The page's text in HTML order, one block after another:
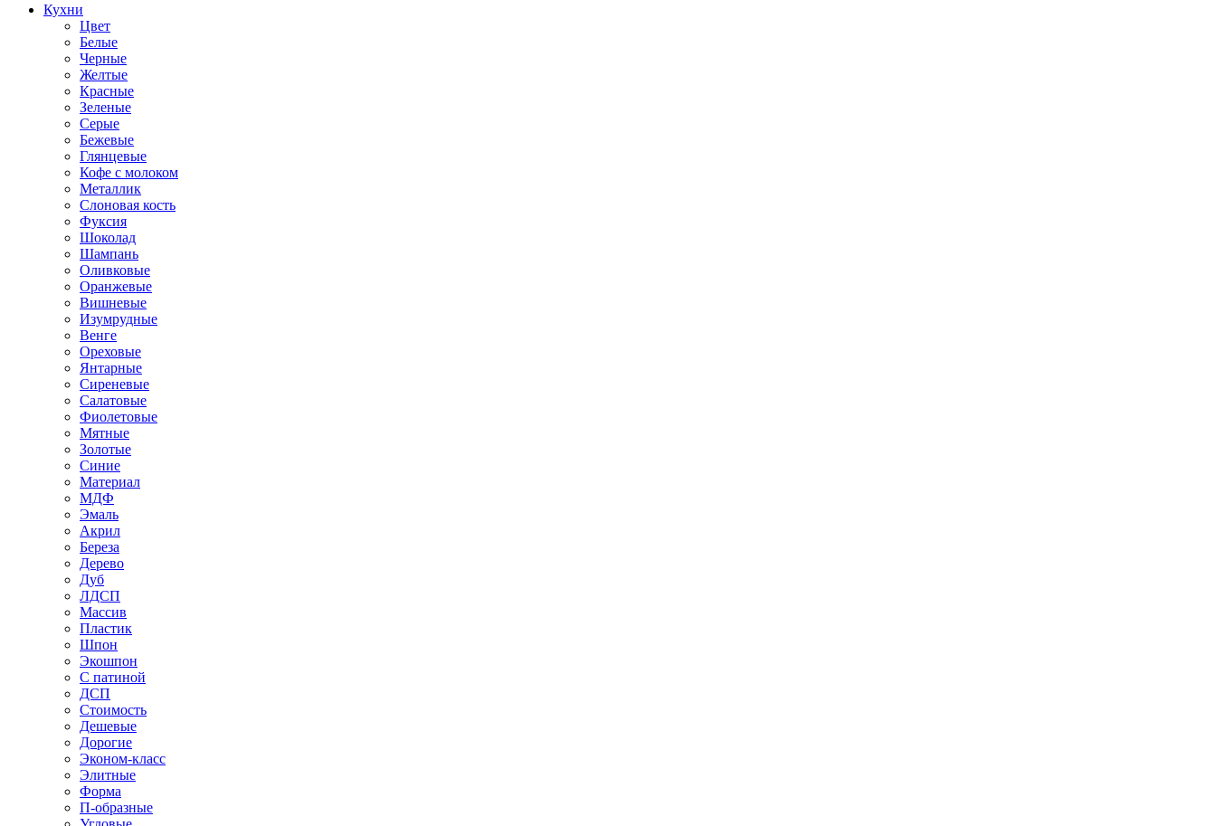
Кухни
Цвет
Белые
Черные
Желтые
Красные
Зеленые
Серые
Бежевые
Глянцевые
Кофе с молоком
Металлик
Слоновая кость
Фуксия
Шоколад
Шампань
Оливковые
Оранжевые
Вишневые
Изумрудные
Венге
Ореховые
Янтарные
Сиреневые
Салатовые
Фиолетовые
Мятные
Золотые
Синие
Материал
МДФ
Эмаль
Акрил
Береза
Дерево
Дуб
ЛДСП
Массив
Пластик
Шпон
Экошпон
С патиной
ДСП
Стоимость
Дешевые
Дорогие
Эконом-класс
Элитные
Форма
П-образные